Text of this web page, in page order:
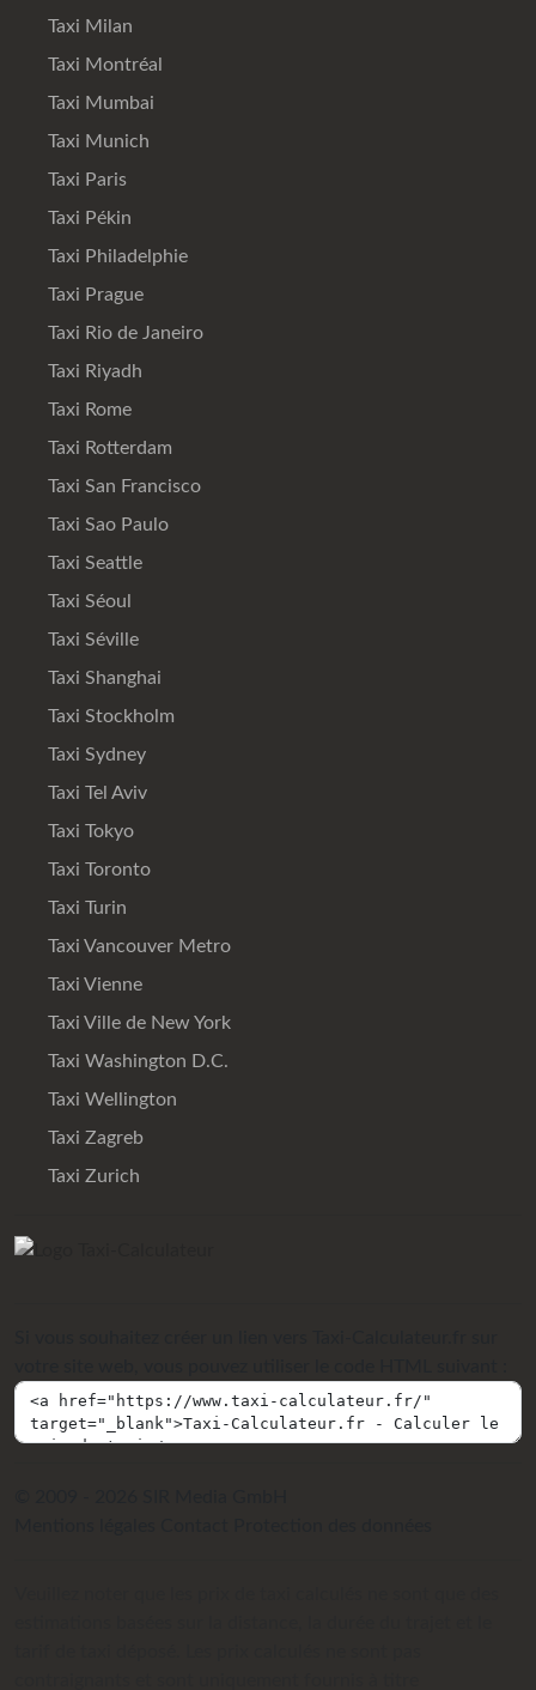
Taxi Milan
Taxi Montréal
Taxi Mumbai
Taxi Munich
Taxi Paris
Taxi Pékin
Taxi Philadelphie
Taxi Prague
Taxi Rio de Janeiro
Taxi Riyadh
Taxi Rome
Taxi Rotterdam
Taxi San Francisco
Taxi Sao Paulo
Taxi Seattle
Taxi Séoul
Taxi Séville
Taxi Shanghai
Taxi Stockholm
Taxi Sydney
Taxi Tel Aviv
Taxi Tokyo
Taxi Toronto
Taxi Turin
Taxi Vancouver Metro
Taxi Vienne
Taxi Ville de New York
Taxi Washington D.C.
Taxi Wellington
Taxi Zagreb
Taxi Zurich